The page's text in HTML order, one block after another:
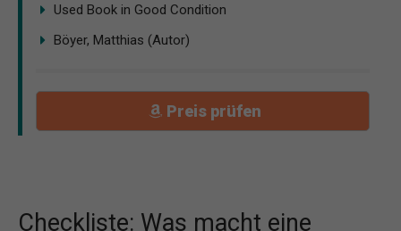
Used Book in Good Condition
Böyer, Matthias (Autor)
Preis prüfen
Checkliste: Was macht eine